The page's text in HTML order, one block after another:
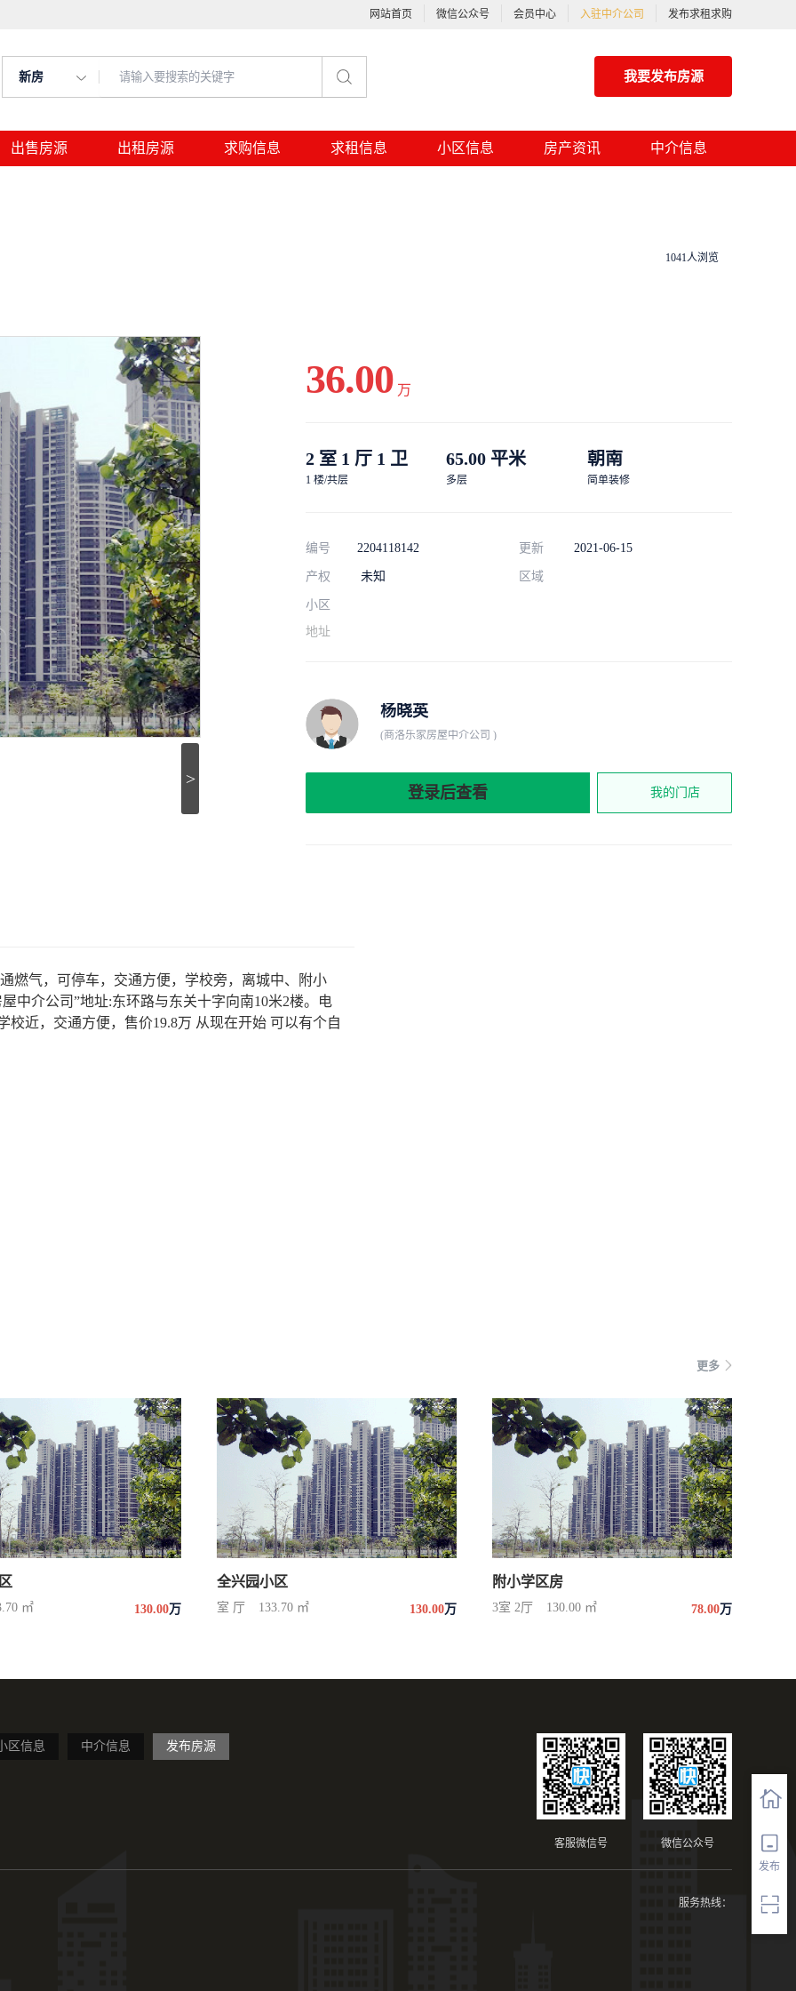
网站首页 微信公众号 会员中心 入驻中介公司 发布求租求购
新房 我要发布房源
出售房源 出租房源 求购信息 求租信息 小区信息 房产资讯 中介信息
发布
1041人浏览
>
36.00 万
2 室 1 厅 1 卫
1 楼/共层
65.00 平米
多层
朝南
简单装修
编号 2204118142 更新 2021-06-15
产权 未知 区域
小区
地址
杨晓英
(商洛乐家房屋中介公司 )
我的门店
登录后查看
燃气，可停车，交通方便，学校旁，离城中、附小
中介公司”地址:东环路与东关十字向南10米2楼。电
近，交通方便，售价19.8万 从现在开始 可以有个自
更多
㎡ 130.00万
全兴园小区
室 厅 133.70 ㎡ 130.00万
附小学区房
3室 2厅 130.00 ㎡ 78.00万
区信息 中介信息 发布房源
微信公众号
客服微信号
服务热线：